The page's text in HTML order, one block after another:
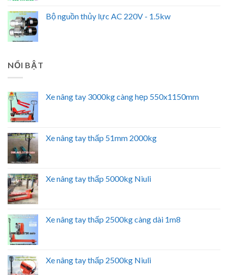
Bộ nguồn thủy lực AC 220V - 1.5kw
NỔI BẬT
Xe nâng tay 3000kg càng hẹp 550x1150mm
Xe nâng tay thấp 51mm 2000kg
Xe nâng tay thấp 5000kg Niuli
Xe nâng tay thấp 2500kg càng dài 1m8
Xe nâng tay thấp 2500kg Niuli